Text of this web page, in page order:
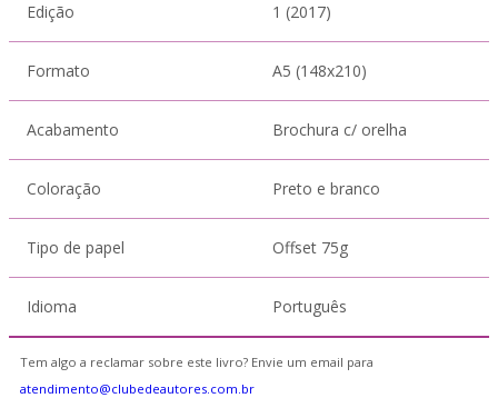
Edição 1 (2017)
Formato A5 (148x210)
Acabamento Brochura c/ orelha
Coloração Preto e branco
Tipo de papel Offset 75g
Idioma Português
Tem algo a reclamar sobre este livro? Envie um email para
atendimento@clubedeautores.com.br